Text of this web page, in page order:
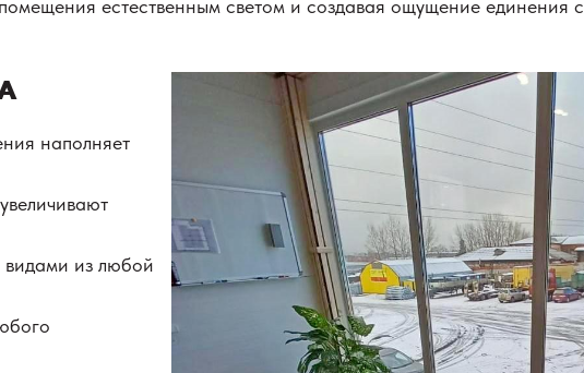
естественным светом и создавая ощущение единения с
наполняет
из любой